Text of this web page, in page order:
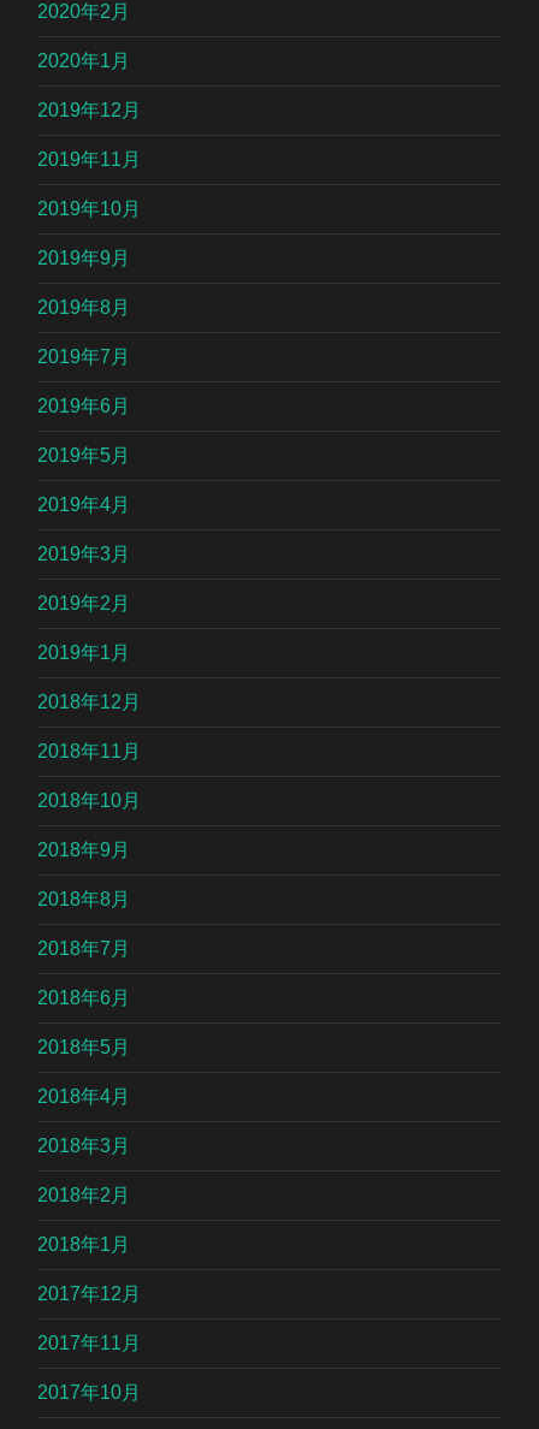
2020年2月
2020年1月
2019年12月
2019年11月
2019年10月
2019年9月
2019年8月
2019年7月
2019年6月
2019年5月
2019年4月
2019年3月
2019年2月
2019年1月
2018年12月
2018年11月
2018年10月
2018年9月
2018年8月
2018年7月
2018年6月
2018年5月
2018年4月
2018年3月
2018年2月
2018年1月
2017年12月
2017年11月
2017年10月